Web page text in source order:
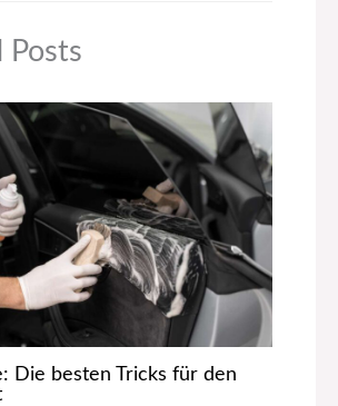
Posts
Die besten Tricks für den